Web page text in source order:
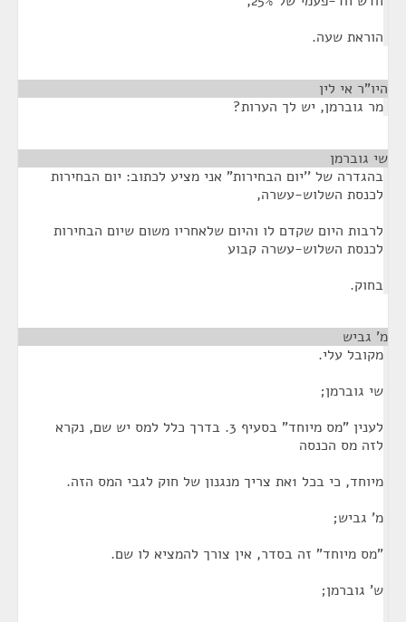
הוראת שעה.
היו"ר אי לין
מר גוברמן, יש לך הערות?
שי גוברמן
בהגדרה של ''יום הבחירות" אני מציע לכתוב: יום הבחירות
לכנסת השלוש-עשרה,
לרבות היום שקדם לו והיום שלאחריו משום שיום הבחירות
לכנסת השלוש-עשרה קבוע
בחוק.
מ' גביש
מקובל עלי.
שי גוברמן;
לענין "מס מיוחד" בסעיף 3. בדרך כלל למס יש שם, נקרא
לזה מס הכנסה
מיוחד, כי בכל 1את צריך מנגנון של חוק לגבי המס הזה.
מ' גביש;
"מס מיוחד" זה בסדר, אין צורך להמציא לו שם.
ש' גוברמן;